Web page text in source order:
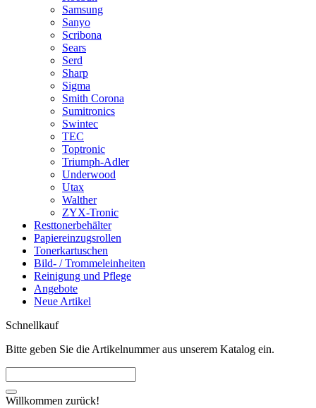
Samsung
Sanyo
Scribona
Sears
Serd
Sharp
Sigma
Smith Corona
Sumitronics
Swintec
TEC
Toptronic
Triumph-Adler
Underwood
Utax
Walther
ZYX-Tronic
Resttonerbehälter
Papiereinzugsrollen
Tonerkartuschen
Bild- / Trommeleinheiten
Reinigung und Pflege
Angebote
Neue Artikel
Schnellkauf
Bitte geben Sie die Artikelnummer aus unserem Katalog ein.
Willkommen zurück!